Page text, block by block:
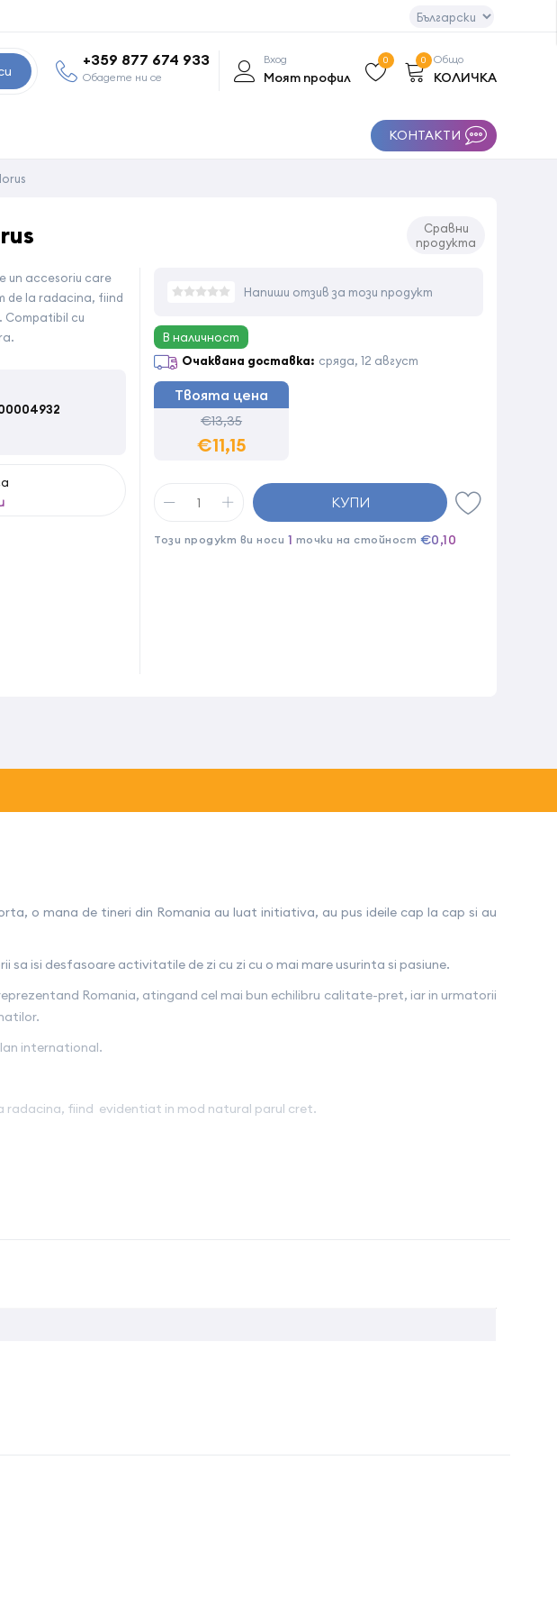
+359 877 674 933
Обадете ни се
Вход
Моят профил
0 Общо
КОЛИЧКА
0
КОНТАКТИ
Сравни
продукта
un accesoriu care
de la radacina, fiind
Compatibil cu
Напиши отзив за този продукт
В наличност
Очаквана доставка: сряда, 12 август
Твоята цена
€13,35
€11,15
КУПИ
Този продукт ви носи 1 точки на стойност €0,10
o mana de tineri din Romania au luat initiativa, au pus ideile cap la cap si au
isi desfasoare activitatile de zi cu zi cu o mai mare usurinta si pasiune.
Romania, atingand cel mai bun echilibru calitate-pret, iar in urmatorii
international.
radacina, fiind evidentiat in mod natural parul cret.